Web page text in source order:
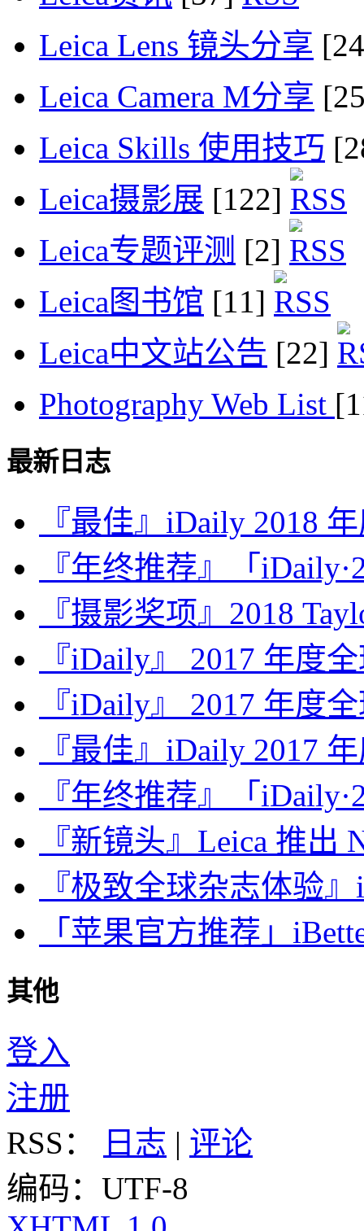
Leica Lens 镜头分享
Leica Camera M分享
Leica Skills 使用技巧
Leica摄影展 [122]
Leica专题评测 [2]
Leica图书馆 [11]
Leica中文站公告 [22]
Photography Web List
最新日志
『最佳』iDaily 2018
『年终推荐』「
『摄影奖项』2018
『iDaily』 2017 年度
『iDaily』 2017 年度
『最佳』iDaily 2017
『年终推荐』「
『新镜头』Leica 推出
『极致全球杂志体验
「苹果官方推荐」
其他
登入
注册
RSS：
日志 | 评论
编码：UTF-8